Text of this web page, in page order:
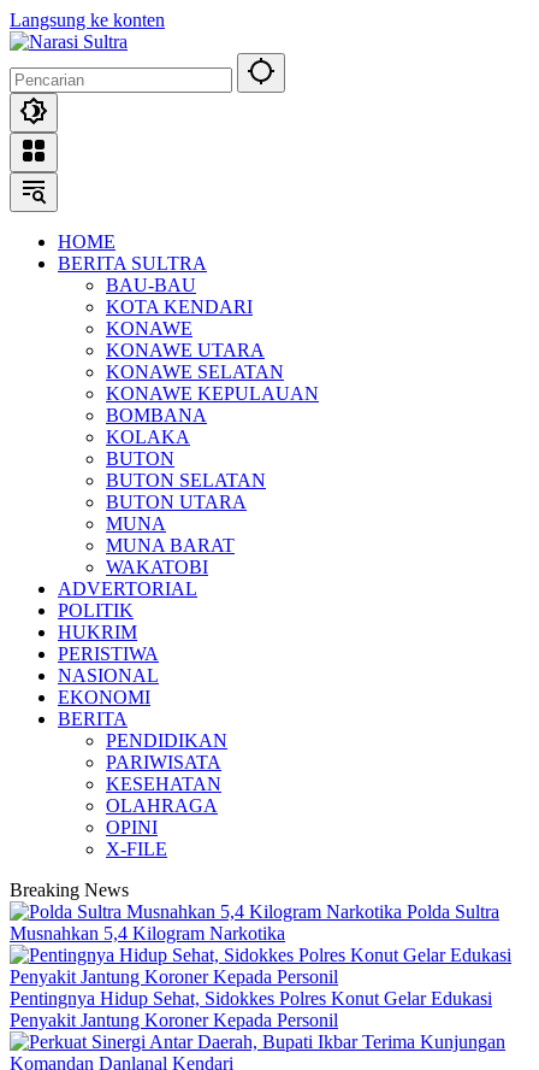
Langsung ke konten
HOME
BERITA SULTRA
BAU-BAU
KOTA KENDARI
KONAWE
KONAWE UTARA
KONAWE SELATAN
KONAWE KEPULAUAN
BOMBANA
KOLAKA
BUTON
BUTON SELATAN
BUTON UTARA
MUNA
MUNA BARAT
WAKATOBI
ADVERTORIAL
POLITIK
HUKRIM
PERISTIWA
NASIONAL
EKONOMI
BERITA
PENDIDIKAN
PARIWISATA
KESEHATAN
OLAHRAGA
OPINI
X-FILE
Breaking News
Polda Sultra
Musnahkan 5,4 Kilogram Narkotika
Pentingnya Hidup Sehat, Sidokkes Polres Konut Gelar Edukasi
Penyakit Jantung Koroner Kepada Personil